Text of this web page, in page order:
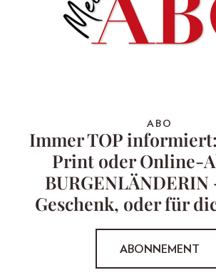
ABO
Immer TOP
Print oder Online-
BURGENLÄNDERIN
Geschenk, oder für
ABONNEMENT